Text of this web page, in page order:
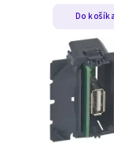
Do košíka